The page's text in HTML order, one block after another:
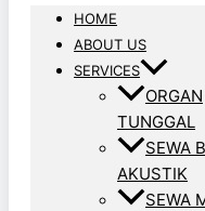
HOME
ABOUT US
SERVICES
ORGAN
TUNGGAL
SEWA
AKUSTIK
SEWA